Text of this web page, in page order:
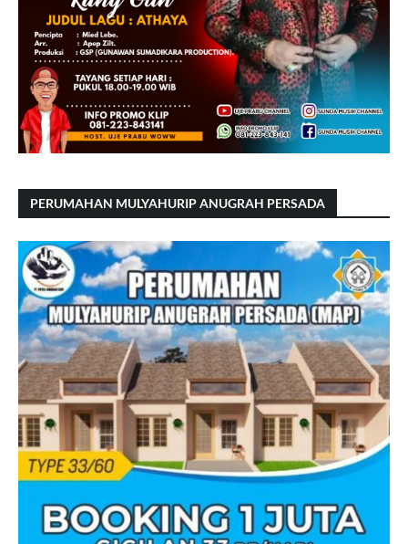
PERUMAHAN MULYAHURIP ANUGRAH PERSADA